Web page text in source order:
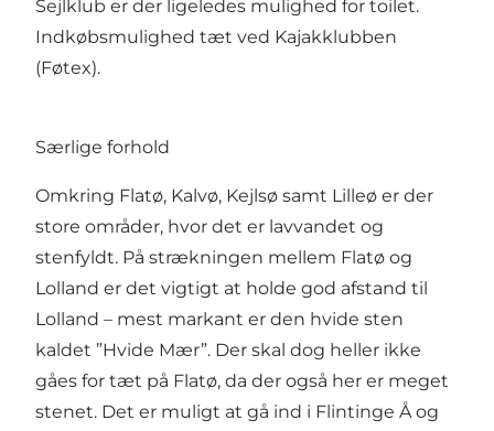
Sejlklub er der ligeledes mulighed for toilet.
Indkøbsmulighed tæt ved Kajakklubben
(Føtex).
Særlige forhold
Omkring Flatø, Kalvø, Kejlsø samt Lilleø er der
store områder, hvor det er lavvandet og
stenfyldt. På strækningen mellem Flatø og
Lolland er det vigtigt at holde god afstand til
Lolland – mest markant er den hvide sten
kaldet ”Hvide Mær”. Der skal dog heller ikke
gåes for tæt på Flatø, da der også her er meget
stenet. Det er muligt at gå ind i Flintinge Å og